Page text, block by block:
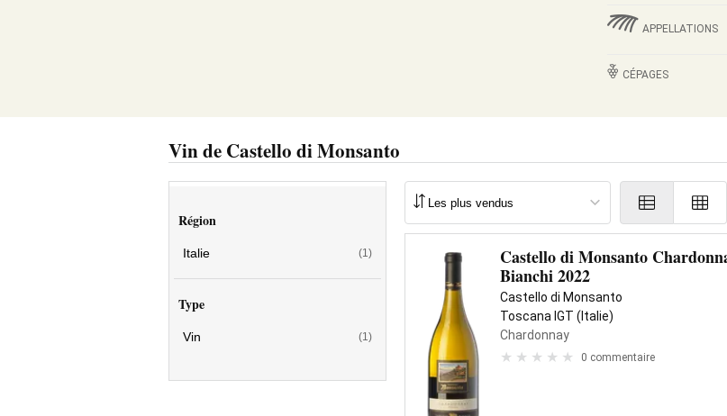
APPELLATIONS
CÉPAGES
Vin de Castello di Monsanto
Région
Italie (1)
Type
Vin (1)
Castello di Monsanto
Bianchi 2022
Castello di Monsanto
Toscana IGT (Italie)
Chardonnay
0 commentaire